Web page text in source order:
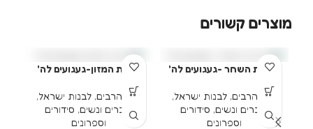
מוצרים קשורים
ברכות השחר -געגועים לה'
זיכוי הרבים, לבנות ישראל,
לגברים ונשים, סידורים
וספרונים
ברכת המזון-געגועים לה'
זיכוי הרבים, לבנות ישראל,
לגברים ונשים, סידורים
וספרונים